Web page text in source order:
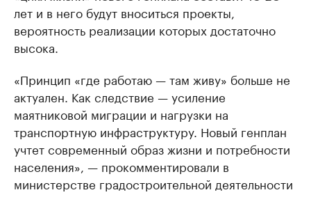
лет и в него будут вноситься проекты,
вероятность реализации которых достаточно
высока.
«Принцип «где работаю — там живу» больше не
актуален. Как следствие — усиление
маятниковой миграции и нагрузки на
транспортную инфраструктуру. Новый генплан
учтет современный образ жизни и потребности
населения», — прокомментировали в
министерстве градостроительной деятельности